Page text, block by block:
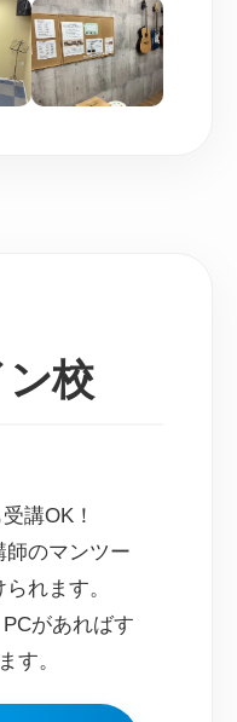
ビルに
泰伸
入り口が
ょう。
をお伝
校
講OK！
師のマンツー
れます。
があればす
す。